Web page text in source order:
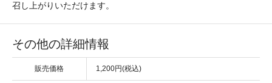
召し上がりいただけます。
その他の詳細情報
販売価格 1,200円(税込)